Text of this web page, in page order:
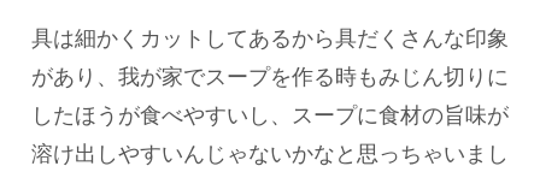
具は細かくカットしてあるから具だくさんな印象
があり、我が家でスープを作る時もみじん切りに
したほうが食べやすいし、スープに食材の旨味が
溶け出しやすいんじゃないかなと思っちゃいまし